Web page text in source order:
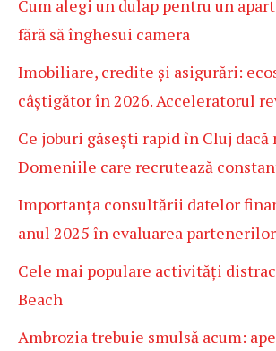
Cum alegi un dulap pentru un
fără să înghesui camera
Imobiliare, credite și asigurări:
câștigător în 2026. Acceleratorul
Ce joburi găsești rapid în Cluj
Domeniile care recrutează
Importanța consultării datelor
anul 2025 în evaluarea
Cele mai populare activități
Beach
Ambrozia trebuie smulsă acum: